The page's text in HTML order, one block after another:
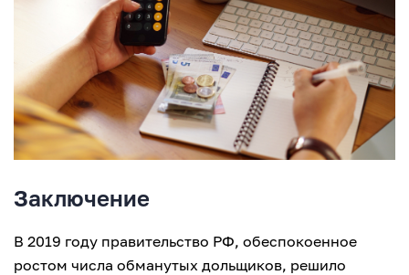
Заключение
В 2019 году правительство РФ, обеспокоенное
ростом числа обманутых дольщиков, решило